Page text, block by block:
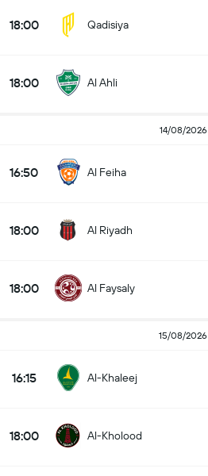
18:00 Qadisiya
18:00 Al Ahli
14/08/2026
16:50 Al Feiha
18:00 Al Riyadh
18:00 Al Faysaly
15/08/2026
16:15 Al-Khaleej
18:00 Al-Kholood